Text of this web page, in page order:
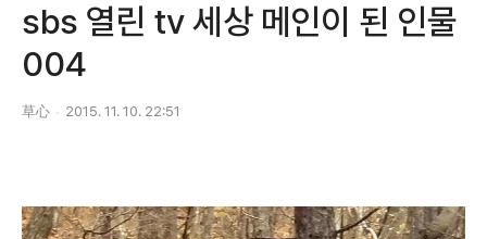
sbs 열린 tv 세상 메인이 된 인물
004
草心 2015. 11. 10. 22:51